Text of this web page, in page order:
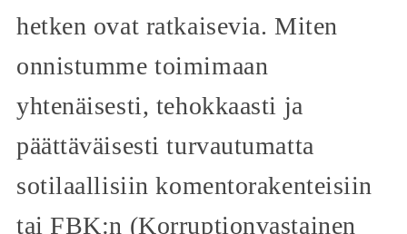
hetken ovat ratkaisevia. Miten
onnistumme toimimaan
yhtenäisesti, tehokkaasti ja
päättäväisesti turvautumatta
sotilaallisiin komentorakenteisiin
tai FBK:n (Korruptionvastainen